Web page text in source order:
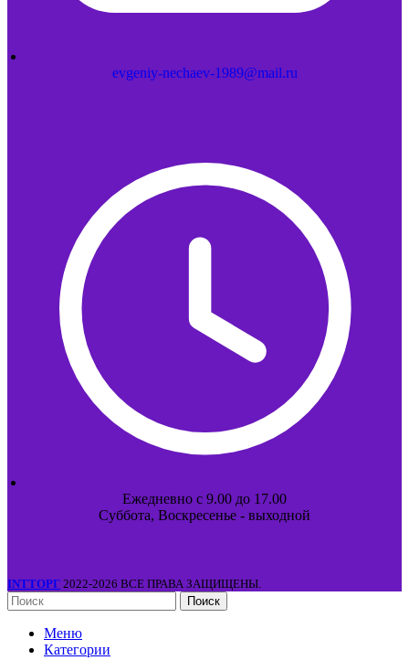
evgeniy-nechaev-1989@mail.ru
Ежедневно с 9.00 до 17.00
Суббота, Воскресенье - выходной
INTТОРГ 2022-2026 ВСЕ ПРАВА ЗАЩИЩЕНЫ.
Поиск
Меню
Категории